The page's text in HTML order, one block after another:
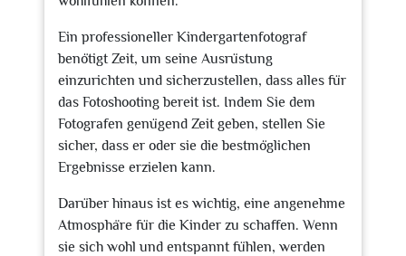
Ein professioneller Kindergartenfotograf
benötigt Zeit, um seine Ausrüstung
einzurichten und sicherzustellen, dass alles für
das Fotoshooting bereit ist. Indem Sie dem
Fotografen genügend Zeit geben, stellen Sie
sicher, dass er oder sie die bestmöglichen
Ergebnisse erzielen kann.
Darüber hinaus ist es wichtig, eine angenehme
Atmosphäre für die Kinder zu schaffen. Wenn
sie sich wohl und entspannt fühlen, werden